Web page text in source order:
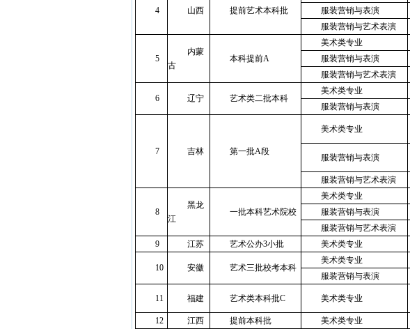
4 山西 提前艺术本科批
服装营销与表演
服装营销与艺术表演
5
内蒙
古
本科提前A
美术类专业
服装营销与表演
服装营销与艺术表演
6 辽宁 艺术类二批本科
美术类专业
服装营销与表演
7 吉林 第一批A段
美术类专业
服装营销与表演
服装营销与艺术表演
8
黑龙
江
一批本科艺术院校
美术类专业
服装营销与表演
服装营销与艺术表演
9
江苏 艺术公办3小批 美术类专业
10 安徽 艺术三批校考本科
美术类专业
服装营销与表演
11 福建 艺术类本科批C 美术类专业
12
江西 提前本科批 美术类专业